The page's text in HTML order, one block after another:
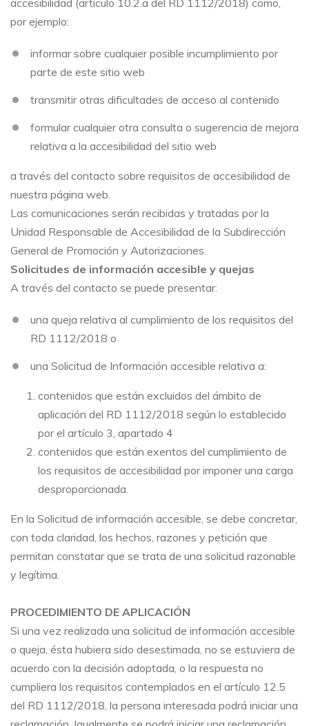
accesibilidad (artículo 10.2.a del RD 1112/2018) como,
por ejemplo:
informar sobre cualquier posible incumplimiento por
parte de este sitio web
transmitir otras dificultades de acceso al contenido
formular cualquier otra consulta o sugerencia de mejora
relativa a la accesibilidad del sitio web
a través del contacto sobre requisitos de accesibilidad de
nuestra página web.
Las comunicaciones serán recibidas y tratadas por la
Unidad Responsable de Accesibilidad de la Subdirección
General de Promoción y Autorizaciones.
Solicitudes de información accesible y quejas
A través del contacto se puede presentar:
una queja relativa al cumplimiento de los requisitos del
RD 1112/2018 o
una Solicitud de Información accesible relativa a:
contenidos que están excluidos del ámbito de
aplicación del RD 1112/2018 según lo establecido
por el artículo 3, apartado 4
contenidos que están exentos del cumplimiento de
los requisitos de accesibilidad por imponer una carga
desproporcionada.
En la Solicitud de información accesible, se debe concretar,
con toda claridad, los hechos, razones y petición que
permitan constatar que se trata de una solicitud razonable
y legítima.
PROCEDIMIENTO DE APLICACIÓN
Si una vez realizada una solicitud de información accesible
o queja, ésta hubiera sido desestimada, no se estuviera de
acuerdo con la decisión adoptada, o la respuesta no
cumpliera los requisitos contemplados en el artículo 12.5
del RD 1112/2018, la persona interesada podrá iniciar una